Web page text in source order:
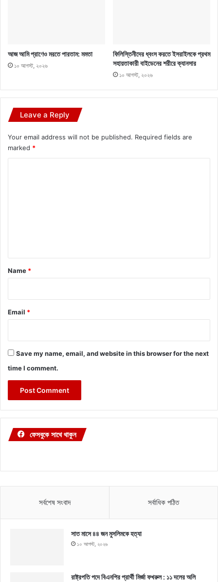
আজ আমি প্রাণেও মরতে পারতাম: মমতা
১০ আগস্ট, ২০২৬
ফিলিস্তিনীদের ধ্বংস করতে ইসরাইলকে প্রথম
সহায়তাকারী বাইডেনের শরীরে ক্যানসার
১০ আগস্ট, ২০২৬
Leave a Reply
Your email address will not be published. Required fields are
marked *
*
Name *
Email *
Save my name, email, and website in this browser for the next
time I comment.
ফেসবুকে সাথে থাকুন
সর্বশেষ সংবাদ সর্বাধিক পঠিত
সাত মাসে ৪৪ জন মুসলিমকে হত্যা
১০ আগস্ট, ২০২৬
রাষ্ট্রপতি পদে বিএনপির প্রার্থী মির্জা ফখরুল : ১১ দলের অলি